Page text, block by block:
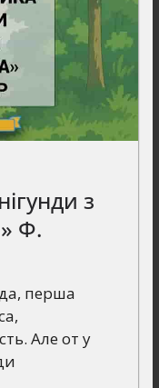
з
Ф.
перша
Але от у